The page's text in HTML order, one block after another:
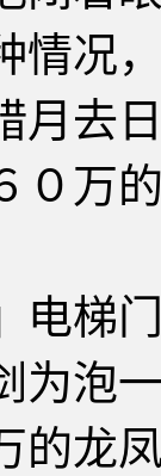
情况
月去
０万
梯门
为泡
的龙